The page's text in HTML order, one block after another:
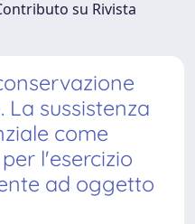
su Rivista
La sussistenza
come
l'esercizio
ad oggetto